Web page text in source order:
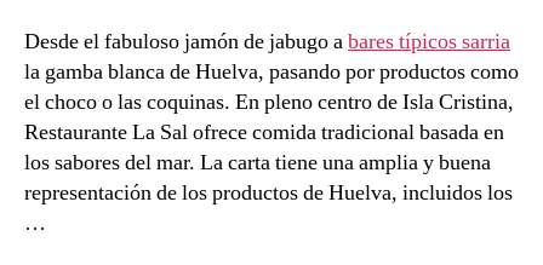
Desde el fabuloso jamón de jabugo abares típicos sarria
la gamba blanca de Huelva, pasando por productos como
el choco o las coquinas. En pleno centro de Isla Cristina,
Restaurante La Sal ofrece comida tradicional basada en
los sabores del mar. La carta tiene una amplia y buena
representación de los productos de Huelva, incluidos los
…